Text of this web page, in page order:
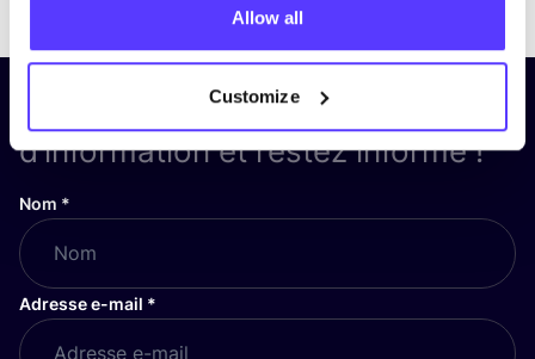
Allow all
Customize
Inscrivez-vous à notre lettre
d’information et restez informé !
Nom *
Adresse e-mail *